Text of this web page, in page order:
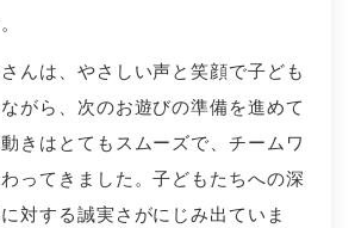
んは、やさしい声と笑顔で子ども
がら、次のお遊びの準備を進めて
きはとてもスムーズで、チームワ
ってきました。子どもたちへの深
対する誠実さがにじみ出ていま